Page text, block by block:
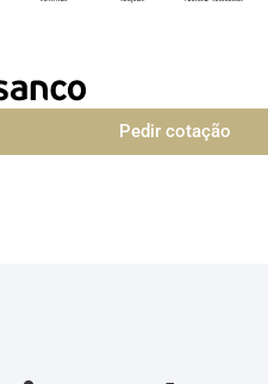
Pedir cotação